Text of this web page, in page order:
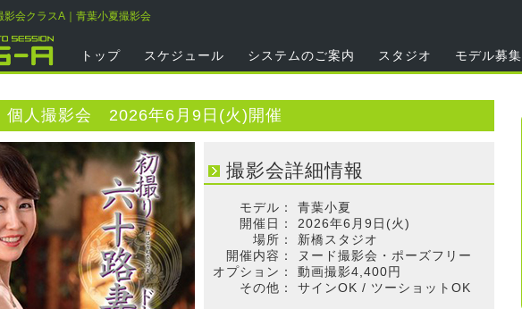
影会クラスA｜青葉小夏撮影会
トップ スケジュール システムのご案内 スタジオ モデル募集
人撮影会 2026年6月9日(火)開催
撮影会詳細情報
モデル：
青葉小夏
開催日：
2026年6月9日(火)
場所：
新橋スタジオ
開催内容：
ヌード撮影会・ポーズフリー
オプション：
動画撮影4,400円
その他：
サインOK / ツーショットOK